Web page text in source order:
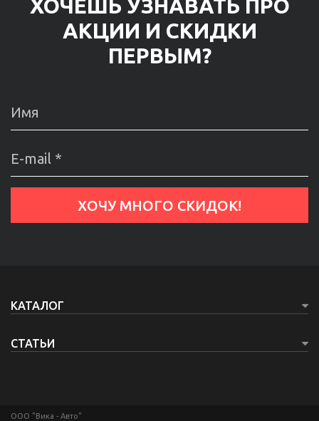
ХОЧЕШЬ УЗНАВАТЬ ПРО
АКЦИИ И СКИДКИ
ПЕРВЫМ?
КАТАЛОГ
СТАТЬИ
ООО "Вика - Авто"